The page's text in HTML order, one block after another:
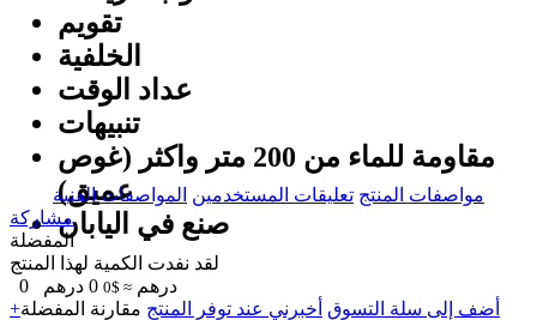
تقويم
الخلفية
عداد الوقت
تنبيهات
مقاومة للماء من 200 متر واکثر (غوص
عميق)
صنع في اليابان
مواصفات المنتج تعليقات المستخدمين المواصفات الفنية
مشاركة
المفضلة
لقد نفدت الكمية لهذا المنتج
0
درهم ≈ $0
0 درهم
+أضف إلى سلة التسوق أخبرني عند توفر المنتج مقارنة المفضلة